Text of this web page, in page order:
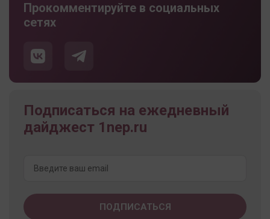
Прокомментируйте в социальных
сетях
Подписаться на ежедневный
дайджест 1nep.ru